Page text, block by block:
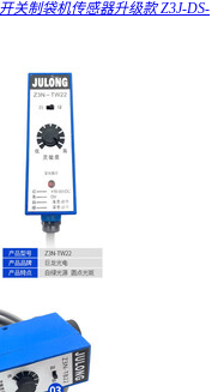
关制袋机传感器升级款 Z3J-DS-